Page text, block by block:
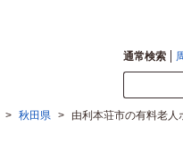
通常検索
> 秋田県 > 由利本荘市の有料老